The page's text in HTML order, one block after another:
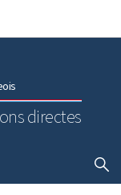
directes